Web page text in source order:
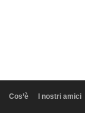
Cos’è I nostri amici